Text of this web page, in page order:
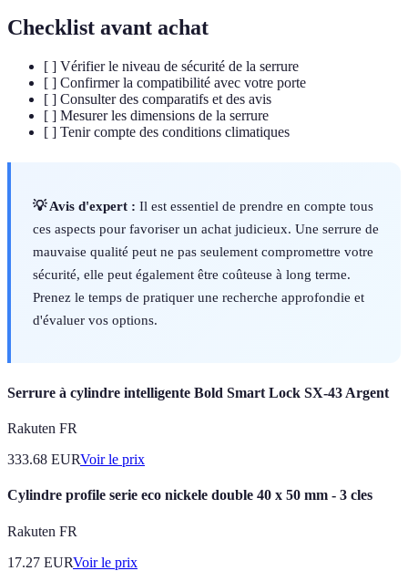
Checklist avant achat
[ ] Vérifier le niveau de sécurité de la serrure
[ ] Confirmer la compatibilité avec votre porte
[ ] Consulter des comparatifs et des avis
[ ] Mesurer les dimensions de la serrure
[ ] Tenir compte des conditions climatiques
💡 Avis d'expert : Il est essentiel de prendre en compte tous
ces aspects pour favoriser un achat judicieux. Une serrure de
mauvaise qualité peut ne pas seulement compromettre votre
sécurité, elle peut également être coûteuse à long terme.
Prenez le temps de pratiquer une recherche approfondie et
d'évaluer vos options.
Serrure à cylindre intelligente Bold Smart Lock SX-43 Argent
Rakuten FR
333.68 EURVoir le prix
Cylindre profile serie eco nickele double 40 x 50 mm - 3 cles
Rakuten FR
17.27 EURVoir le prix